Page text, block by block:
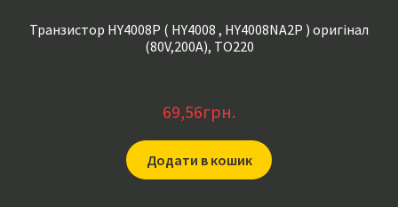
Транзистор HY4008P ( HY4008 , HY4008NA2P ) оригінал
(80V,200A), TO220
69,56грн.
Додати в кошик